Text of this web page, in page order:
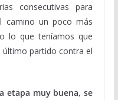
consecutivas para
camino un poco más
lo que teníamos que
partido contra el
etapa muy buena, se